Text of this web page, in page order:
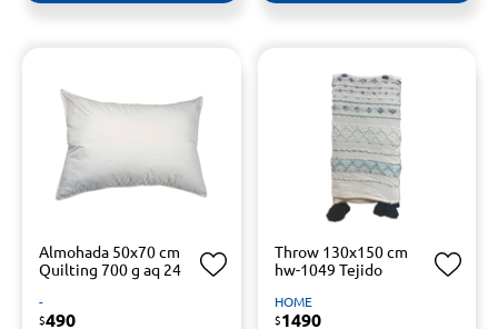
Almohada 50x70 cm
Quilting 700 g aq 24
-
$490
Throw 130x150 cm
hw-1049 Tejido
HOME
$1490